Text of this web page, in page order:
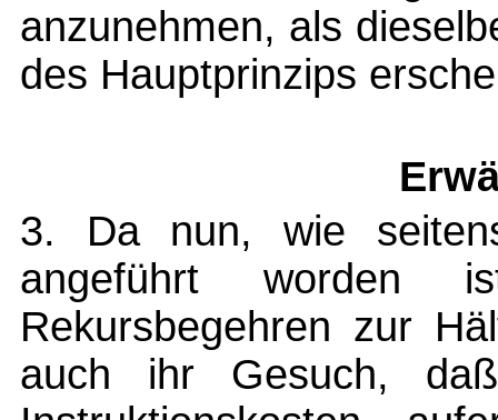
anzunehmen, als
des Hauptprinzips
3. Da nun, wie
angeführt worden
Rekursbegehren zur
auch ihr Gesuch,